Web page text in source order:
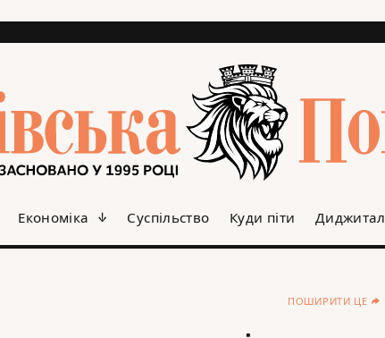
Економіка Суспільство Куди піти Диджитал
ПОШИРИТИ ЦЕ